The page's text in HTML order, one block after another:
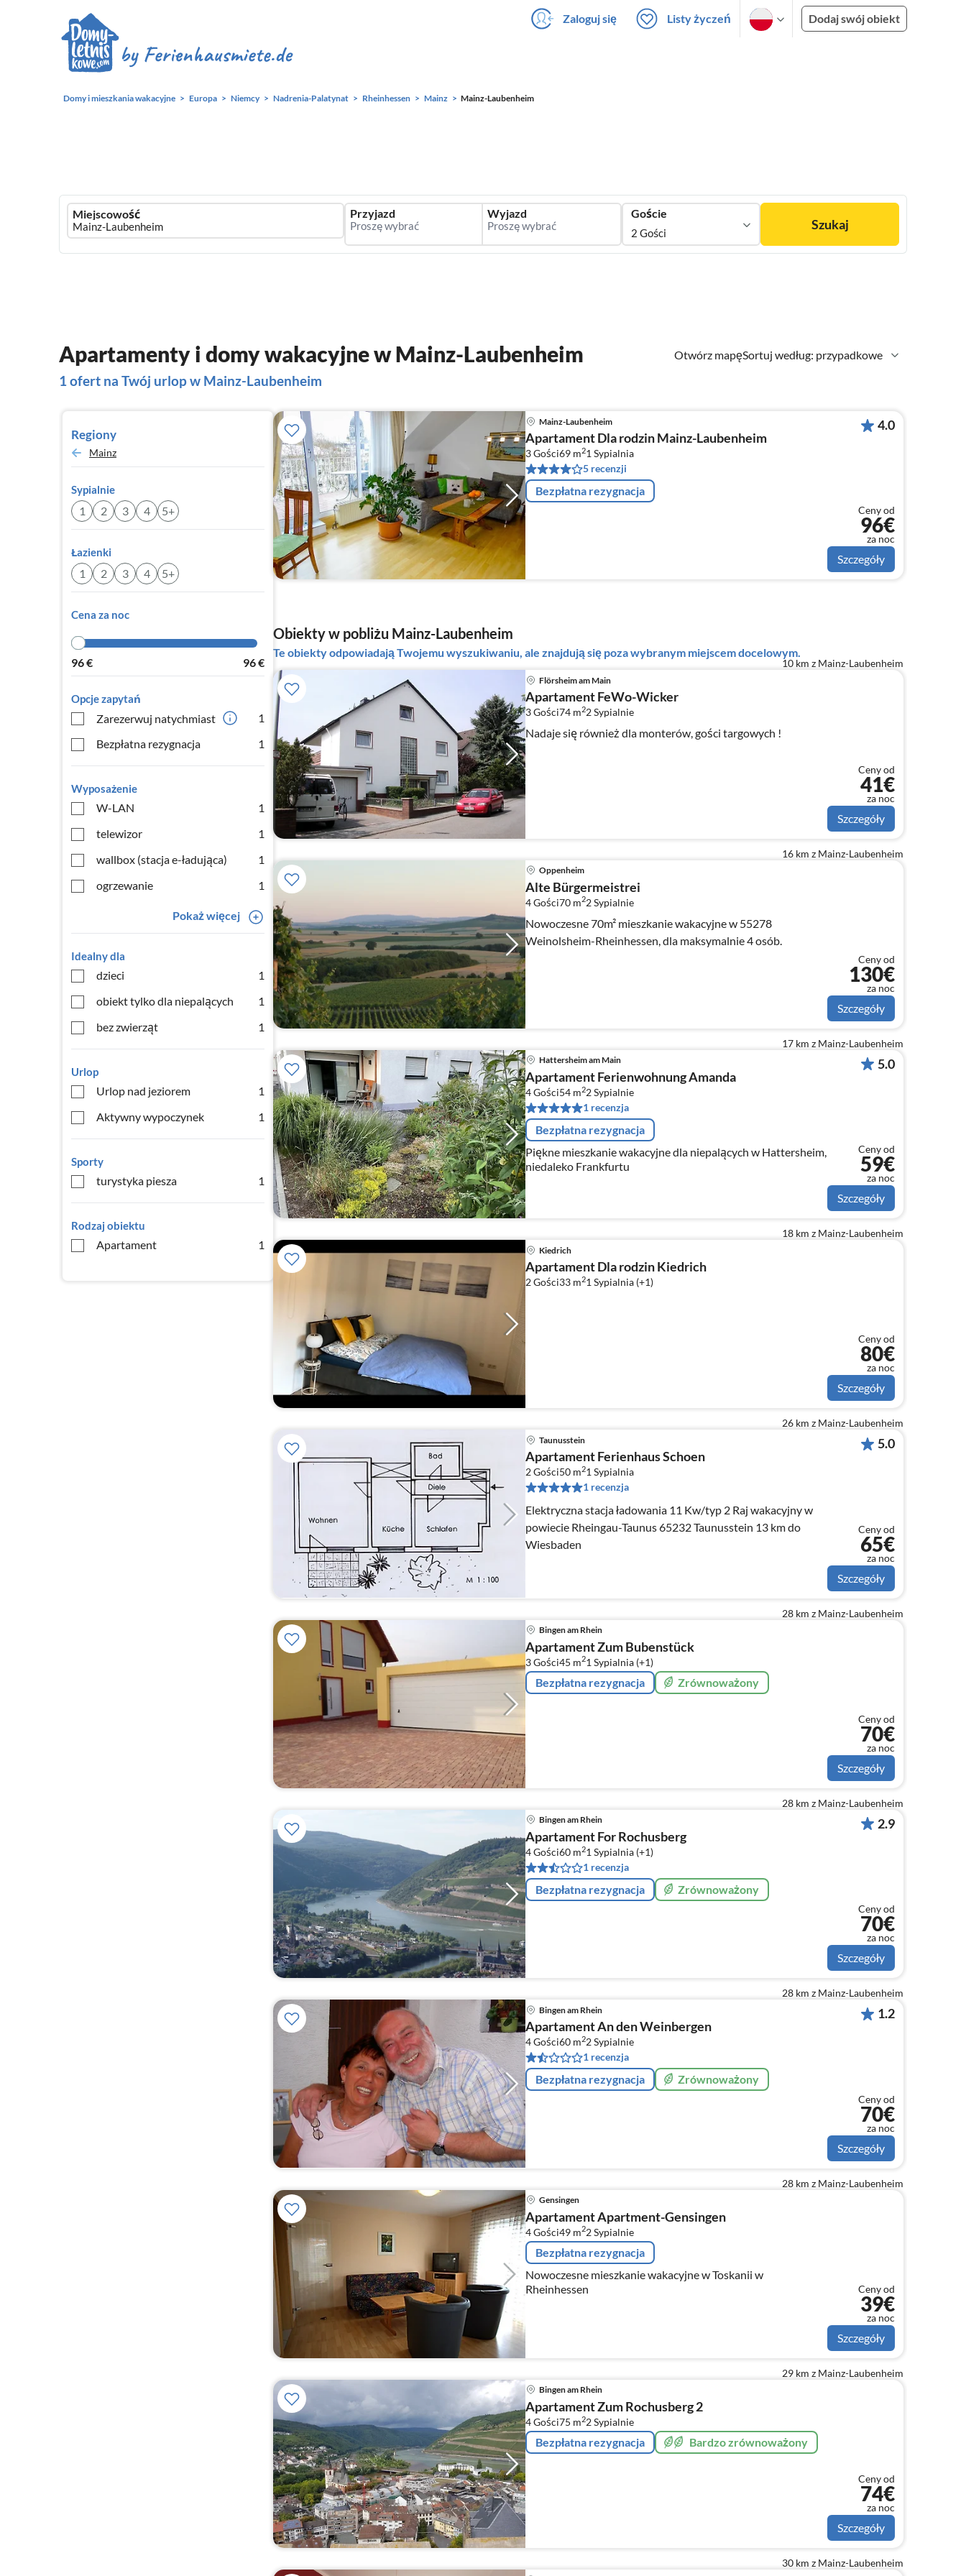
Zaloguj się Listy życzeń Dodaj swój obiekt
Domy i mieszkania wakacyjne Europa Niemcy Nadrenia-Palatynat Rheinhessen Mainz Mainz-Laubenheim
Ferienhausmiete
logo
Miejscowość Przyjazd Wyjazd Goście
2 Gości
Szukaj
Otwórz mapęSortuj według: przypadkowe
Apartamenty i domy wakacyjne w Mainz-Laubenheim
1 ofert na Twój urlop w Mainz-Laubenheim
Regiony
Mainz
Sypialnie
1 2 3 4 5+
Łazienki
1 2 3 4 5+
Cena za noc
96€ 96€
Opcje zapytań
Zarezerwuj natychmiast
1
Bezpłatna rezygnacja
1
Wyposażenie
W-LAN
1
telewizor
1
wallbox (stacja e-ładująca)
1
ogrzewanie
1
Pokaż więcej
Idealny dla
dzieci
1
obiekt tylko dla niepalących
1
bez zwierząt
1
Urlop
Urlop nad jeziorem
1
Aktywny wypoczynek
1
Sporty
turystyka piesza 1
Rodzaj obiektu
Apartament 1
Mainz-Laubenheim
Apartament Dla rodzin Mainz-Laubenheim
3 Gości69 m21 Sypialnia
5 recenzji
Bezpłatna rezygnacja
4.0
Ceny od
96€
za noc
Szczegóły
Obiekty w pobliżu Mainz-Laubenheim
Te obiekty odpowiadają Twojemu wyszukiwaniu, ale znajdują się poza wybranym miejscem docelowym.
10 km z Mainz-Laubenheim
Flörsheim am Main
Apartament FeWo-Wicker
3 Gości74 m22Sypialnie
Nadaje się również dla monterów, gości targowych !
Ceny od
41€
za noc
Szczegóły
16 km z Mainz-Laubenheim
Oppenheim
Alte Bürgermeistrei
4 Gości70 m22Sypialnie
Nowoczesne 70m² mieszkanie wakacyjne w 55278
Weinolsheim-Rheinhessen, dla maksymalnie 4 osób.
Ceny od
130€
za noc
Szczegóły
17 km z Mainz-Laubenheim
Hattersheim am Main
Apartament Ferienwohnung Amanda
4 Gości54 m22Sypialnie
1 recenzja
Bezpłatna rezygnacja
Piękne mieszkanie wakacyjne dla niepalących w Hattersheim,
niedaleko Frankfurtu
5.0
Ceny od
59€
za noc
Szczegóły
18 km z Mainz-Laubenheim
Kiedrich
Apartament Dla rodzin Kiedrich
2 Gości33 m21 Sypialnia (+1)
Ceny od
80€
za noc
Szczegóły
26 km z Mainz-Laubenheim
Taunusstein
Apartament Ferienhaus Schoen
2 Gości50 m21Sypialnia
1 recenzja
Elektryczna stacja ładowania 11 Kw/typ 2 Raj wakacyjny w
powiecie Rheingau-Taunus 65232 Taunusstein 13 km do
Wiesbaden
5.0
Ceny od
65€
za noc
Szczegóły
28 km z Mainz-Laubenheim
Bingen am Rhein
Apartament Zum Bubenstück
3 Gości45 m21 Sypialnia (+1)
Bezpłatna rezygnacja Zrównoważony
Ceny od
70€
za noc
Szczegóły
28 km z Mainz-Laubenheim
Bingen am Rhein
Apartament For Rochusberg
4 Gości60 m21 Sypialnia (+1)
1 recenzja
Bezpłatna rezygnacja Zrównoważony
2.9
Ceny od
70€
za noc
Szczegóły
28 km z Mainz-Laubenheim
Bingen am Rhein
Apartament An den Weinbergen
4 Gości60 m22Sypialnie
1 recenzja
Bezpłatna rezygnacja Zrównoważony
1.2
Ceny od
70€
za noc
Szczegóły
28 km z Mainz-Laubenheim
Gensingen
Apartament Apartment-Gensingen
4 Gości49 m22Sypialnie
Bezpłatna rezygnacja
Nowoczesne mieszkanie wakacyjne w Toskanii w
Rheinhessen
Ceny od
39€
za noc
Szczegóły
29 km z Mainz-Laubenheim
Bingen am Rhein
Apartament Zum Rochusberg 2
4 Gości75 m22Sypialnie
Bezpłatna rezygnacja Bardzo zrównoważony
Ceny od
74€
za noc
Szczegóły
30 km z Mainz-Laubenheim